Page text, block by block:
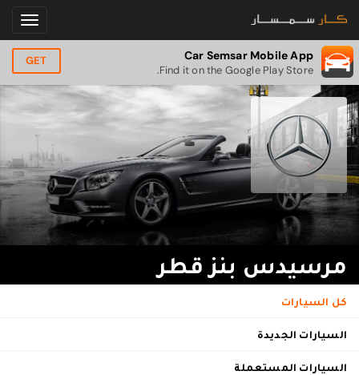
Car Semsar Mobile App
Find it on the Google Play Store.
GET
مرسيدس بنز قطر
كل السيارات
السيارات الجديدة
السيارات المستعملة